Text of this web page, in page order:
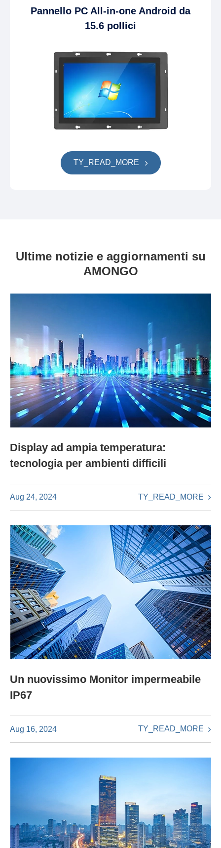
Pannello PC All-in-one Android da
15.6 pollici
TY_READ_MORE
Ultime notizie e aggiornamenti su
AMONGO
Display ad ampia temperatura:
tecnologia per ambienti difficili
Aug 24, 2024 TY_READ_MORE
Un nuovissimo Monitor impermeabile
IP67
Aug 16, 2024 TY_READ_MORE